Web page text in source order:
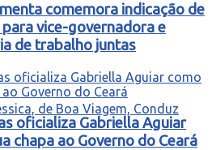
comemora indicação de
vice-governadora e
de trabalho juntas
oficializa Gabriella Aguiar
chapa ao Governo do Ceará